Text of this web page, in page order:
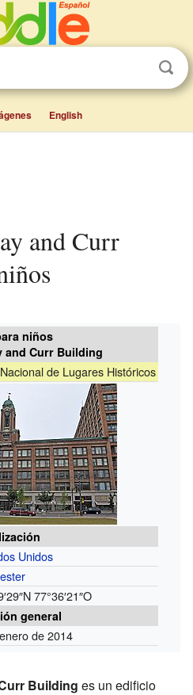
English
niños
and Curr Building
de Lugares Históricos
Unidos
77°36′21″O
general
de 2014
Building es un edificio